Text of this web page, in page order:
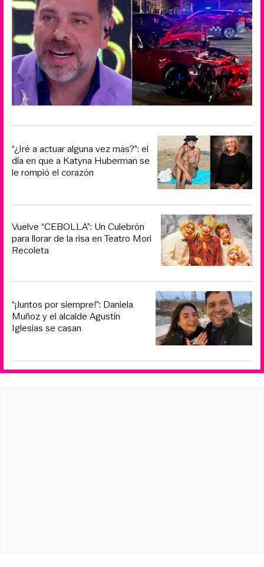
“¿Iré a actuar alguna vez más?”: el
día en que a Katyna Huberman se
le rompió el corazón
Vuelve “CEBOLLA”: Un Culebrón
para llorar de la risa en Teatro Mori
Recoleta
“¡Juntos por siempre!”: Daniela
Muñoz y el alcalde Agustín
Iglesias se casan